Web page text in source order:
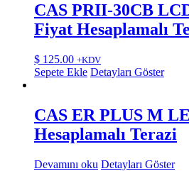
CAS PRII-30CB
Fiyat Hesaplamalı
$ 125.00 +KDV
Sepete Ekle Detayları Göster
CAS ER PLUS M
Hesaplamalı Terazi
Devamını oku Detayları Göster